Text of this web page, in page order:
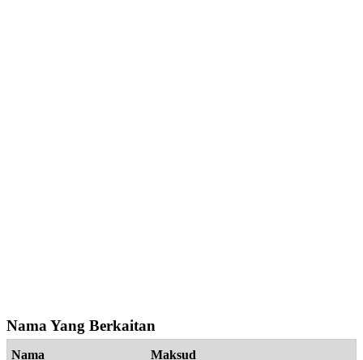
Nama Yang Berkaitan
Nama Maksud